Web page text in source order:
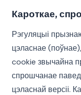
Кароткае,
Рэгуляцыі
цэласнае
cookie звычайна
спрошчанае
цэласнай версіі.